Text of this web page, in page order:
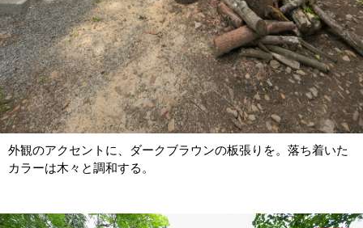
外観のアクセントに、ダークブラウンの板張りを。落ち着いた
カラーは木々と調和する。